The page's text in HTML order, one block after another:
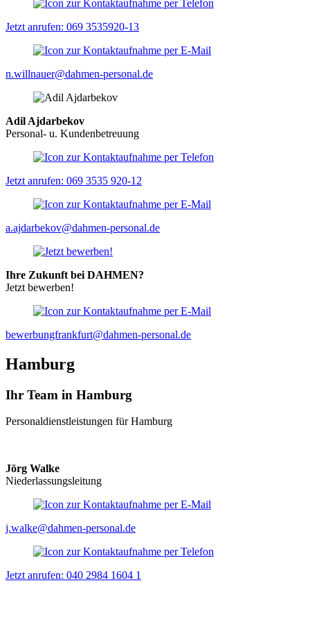
Jetzt anrufen: 069 3535920-13
n.willnauer@dahmen-personal.de
Adil Ajdarbekov
Personal- u. Kundenbetreuung
Jetzt anrufen: 069 3535 920-12
a.ajdarbekov@dahmen-personal.de
Ihre Zukunft bei DAHMEN?
Jetzt bewerben!
bewerbungfrankfurt@dahmen-personal.de
Hamburg
Ihr Team in Hamburg
Personaldienstleistungen für Hamburg
Jörg Walke
Niederlassungsleitung
j.walke@dahmen-personal.de
Jetzt anrufen: 040 2984 1604 1